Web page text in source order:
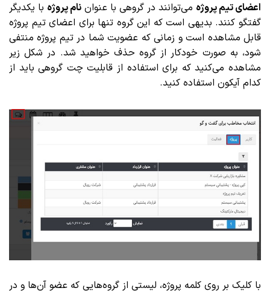
اعضای تیم پروژه می‌توانند در گروهی با عنوان نام پروژه با یکدیگر
گفتگو کنند. بدیهی است که این گروه تنها برای اعضای تیم پروژه
قابل مشاهده است و زمانی که عضویت شما در تیم پروژه منتفی
شود، به صورت خودکار از گروه حذف خواهید شد. در شکل زیر
مشاهده می‌کنید که برای استفاده از قابلیت چت گروهی باید از
کدام آیکون استفاده کنید.
با کلیک بر روی کلمه پروژه، لیستی از گروه‌هایی که عضو آن‌ها و در